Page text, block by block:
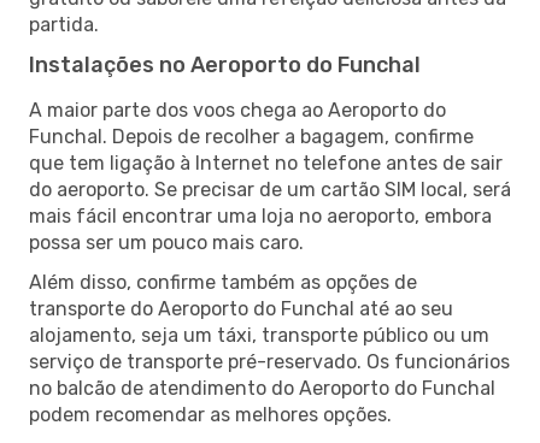
partida.
Instalações no Aeroporto do Funchal
A maior parte dos voos chega ao Aeroporto do
Funchal. Depois de recolher a bagagem, confirme
que tem ligação à Internet no telefone antes de sair
do aeroporto. Se precisar de um cartão SIM local, será
mais fácil encontrar uma loja no aeroporto, embora
possa ser um pouco mais caro.
Além disso, confirme também as opções de
transporte do Aeroporto do Funchal até ao seu
alojamento, seja um táxi, transporte público ou um
serviço de transporte pré-reservado. Os funcionários
no balcão de atendimento do Aeroporto do Funchal
podem recomendar as melhores opções.